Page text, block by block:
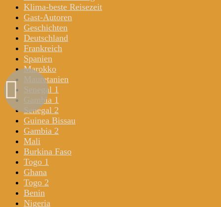
Klima-beste Reisezeit
Gast-Autoren
Geschichten
Deutschland
Frankreich
Spanien
Marokko
Mauretanien
Senegal 1
Gambia 1
Senegal 2
Guinea Bissau
Gambia 2
Mali
Burkina Faso
Togo 1
Ghana
Togo 2
Benin
Nigeria